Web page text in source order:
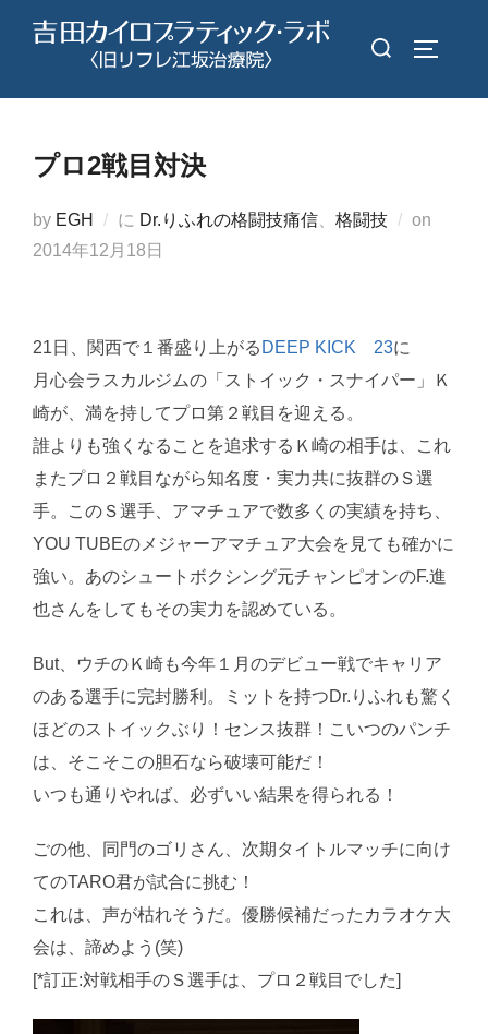
検
対
プロ2戦目対決
by EGH に Dr.りふれの格闘技痛信、 格闘技 on
2014年12月18日
21日、関西で１番盛り上がる DEEP KICK 23に
月心会ラスカルジムの「ストイック・スナイパー」Ｋ
崎が、満を持してプロ第２戦目を迎える。
誰よりも強くなることを追求するＫ崎の相手は、これ
またプロ２戦目ながら知名度・実力共に抜群のＳ選
手。このＳ選手、アマチュアで数多くの実績を持ち、
YOU TUBEのメジャーアマチュア大会を見ても確かに
強い。あのシュートボクシング元チャンピオンのF.進
也さんをしてもその実力を認めている。
But、ウチのＫ崎も今年１月のデビュー戦でキャリア
のある選手に完封勝利。ミットを持つDr.りふれも驚く
ほどのストイックぶり！センス抜群！こいつのパンチ
は、そこそこの胆石なら破壊可能だ！
いつも通りやれば、必ずいい結果を得られる！
ごの他、同門のゴリさん、次期タイトルマッチに向け
てのTARO君が試合に挑む！
これは、声が枯れそうだ。優勝候補だったカラオケ大
会は、諦めよう(笑)
[*訂正:対戦相手のＳ選手は、プロ２戦目でした]